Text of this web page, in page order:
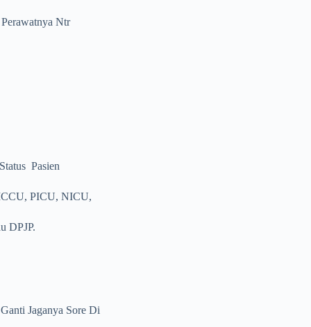
Ntr
Pasien
PICU, NICU,
DPJP.
Jaganya Sore Di